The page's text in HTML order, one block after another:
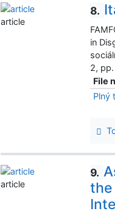
8.
in
2,
File
Plný
article
9.
the
article